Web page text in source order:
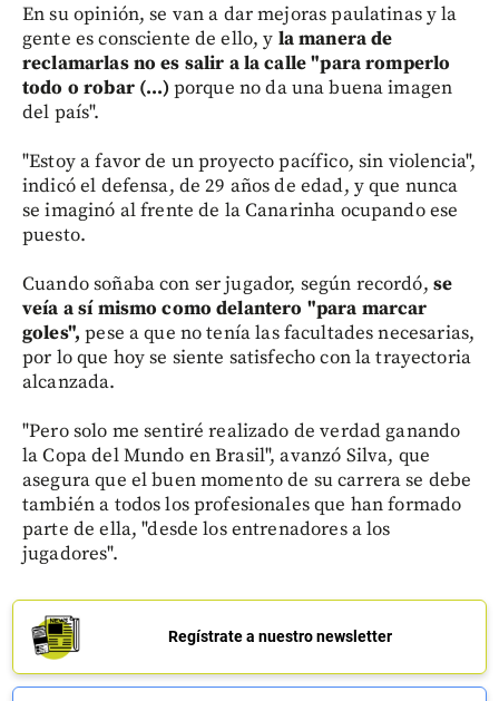
En su opinión, se van a dar mejoras paulatinas y la
gente es consciente de ello, y la manera de
reclamarlas no es salir a la calle "para romperlo
todo o robar (...)porque no da una buena imagen
del país".
"Estoy a favor de un proyecto pacífico, sin violencia",
indicó el defensa, de 29 años de edad, y que nunca
se imaginó al frente de la Canarinha ocupando ese
puesto.
Cuando soñaba con ser jugador, según recordó, se
veía a sí mismo como delantero "para marcar
goles", pese a que no tenía las facultades necesarias,
por lo que hoy se siente satisfecho con la trayectoria
alcanzada.
"Pero solo me sentiré realizado de verdad ganando
la Copa del Mundo en Brasil", avanzó Silva, que
asegura que el buen momento de su carrera se debe
también a todos los profesionales que han formado
parte de ella, "desde los entrenadores a los
jugadores".
Regístrate a nuestro newsletter